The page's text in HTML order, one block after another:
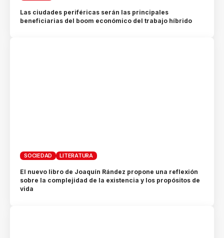
Las ciudades periféricas serán las principales
beneficiarias del boom económico del trabajo híbrido
SOCIEDAD LITERATURA
El nuevo libro de Joaquín Rández propone una reflexión
sobre la complejidad de la existencia y los propósitos de
vida